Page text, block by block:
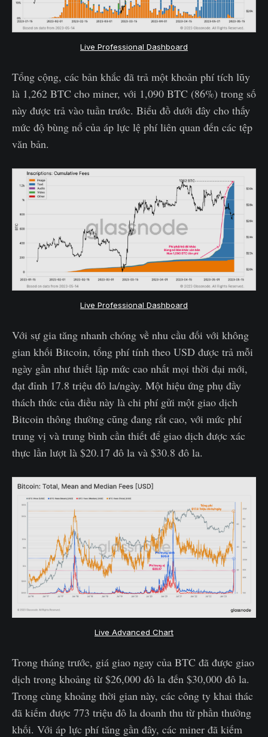
Live Professional Dashboard
Tổng cộng, các bản khắc đã trả một khoản phí tích lũy
là 1,262 BTC cho miner, với 1,090 BTC (86%) trong số
này được trả vào tuần trước. Biểu đồ dưới đây cho thấy
mức độ bùng nổ của áp lực lệ phí liên quan đến các tệp
văn bản.
Live Professional Dashboard
Với sự gia tăng nhanh chóng về nhu cầu đối với không
gian khối Bitcoin, tổng phí tính theo USD được trả mỗi
ngày gần như thiết lập mức cao nhất mọi thời đại mới,
đạt đỉnh 17.8 triệu đô la/ngày. Một hiệu ứng phụ đầy
thách thức của điều này là chi phí gửi một giao dịch
Bitcoin thông thường cũng đang rất cao, với mức phí
trung vị và trung bình cần thiết để giao dịch được xác
thực lần lượt là $20.17 đô la và $30.8 đô la.
Live Advanced Chart
Trong tháng trước, giá giao ngay của BTC đã được giao
dịch trong khoảng từ $26,000 đô la đến $30,000 đô la.
Trong cùng khoảng thời gian này, các công ty khai thác
đã kiếm được 773 triệu đô la doanh thu từ phần thưởng
khối. Với áp lực phí tăng gần đây, các miner đã kiếm